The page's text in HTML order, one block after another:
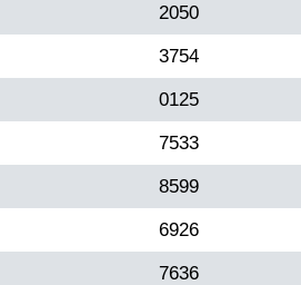
2050
3754
0125
7533
8599
6926
7636